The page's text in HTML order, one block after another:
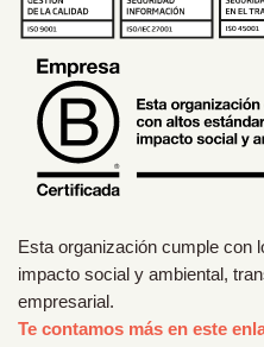
Esta organización cumple con
impacto social y ambiental,
empresarial.
Te contamos más en este